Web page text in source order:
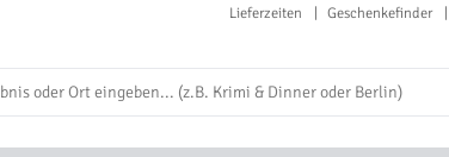
Lieferzeiten Geschenkefinder